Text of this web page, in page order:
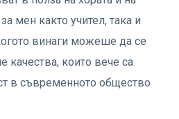
мен както учител, така и
винаги можеше да се
качества, които вече са
в съвременното общество